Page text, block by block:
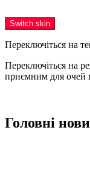
Switch skin
Переключіться на
Переключіться на
приємним для очей
Головні